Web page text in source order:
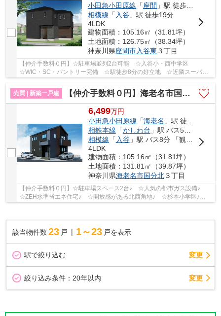
小田急小田原線 「座間 」駅 徒歩8分
相模線 「 入谷 」駅 徒歩19分
4LDK
建物面積：105.16㎡（31.81坪）
土地面積：126.75㎡（38.34坪）
神奈川県座間市入谷東 ３丁目
【仲介手数料０円】☆駐車場並列2台可能 ☆入谷小・西中学区
☆WIC・SC・パントリー完備 ☆駅徒歩8分の好立地 ☆近隣スーパー
売買 | 新築一戸建
【仲介手数料０円】海老名市国分北7期 新築一戸建て
6,499万円
小田急小田原線 「海老名 」駅 徒歩14分
相鉄本線 「かしわ台 」駅 バス5分 「杉本南」 停歩10分
相模線 「 入谷」駅 バス8分 「観音下（神奈川県）」 停歩4分
4LDK
建物面積：105.16㎡（31.81坪）
土地面積：131.81㎡（39.87坪）
神奈川県海老名市国分北３丁目
【仲介手数料０円】☆駐車場スペース2台♪ ☆人気の都市ガス設備♪
☆ZEH水準省エネ住宅♪ ☆開放感がある北西角地♪ ☆杉本小学区♪
【海老名市の新築一戸建てのことならリビングボイスにお...
該当物件数 23 戸 1～23 戸を表示
駅で絞り込む 変更
絞り込み条件： 20年以内 変更